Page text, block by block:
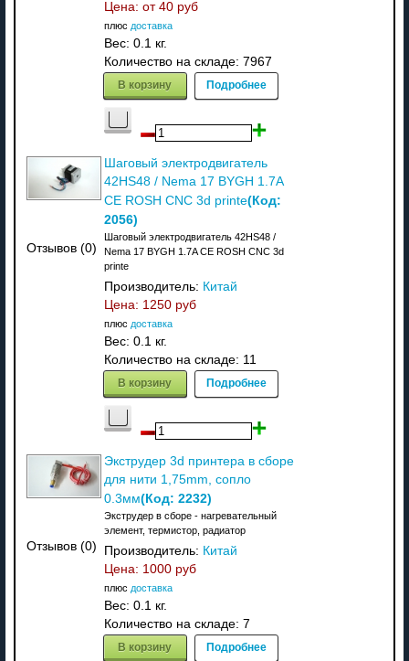
Цена: от 40 руб
плюс доставка
Вес: 0.1 кг.
Количество на складе: 7967
В корзину Подробнее
Отзывов (0)
Шаговый электродвигатель
42HS48 / Nema 17 BYGH 1.7A
CE ROSH CNC 3d printe(Код:
2056)
Шаговый электродвигатель 42HS48 /
Nema 17 BYGH 1.7A CE ROSH CNC 3d
printe
Производитель: Китай
Цена: 1250 руб
плюс доставка
Вес: 0.1 кг.
Количество на складе: 11
В корзину Подробнее
Отзывов (0)
Экструдер 3d принтера в сборе
для нити 1,75mm, сопло
0.3мм(Код: 2232)
Экструдер в сборе - нагревательный
элемент, термистор, радиатор
Производитель: Китай
Цена: 1000 руб
плюс доставка
Вес: 0.1 кг.
Количество на складе: 7
В корзину Подробнее